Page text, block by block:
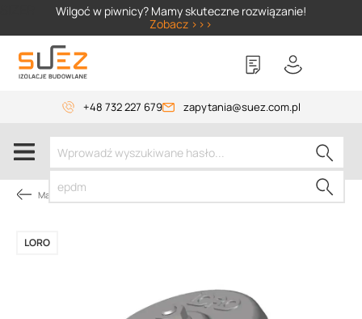
Wilgoć w piwnicy? Mamy skuteczne rozwiązanie!
Zobacz >>>
+48 732 227 679 zapytania@suez.com.pl
Materiały instalacyjne
LORO